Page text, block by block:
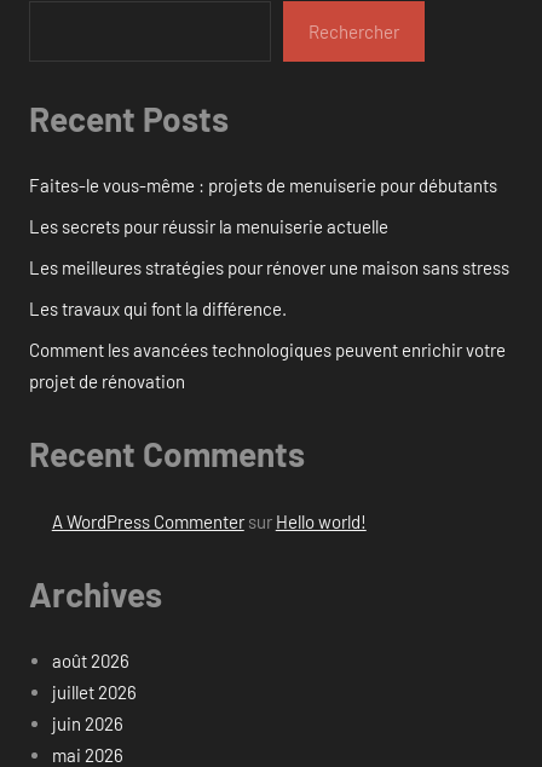
Rechercher
Recent Posts
Faites-le vous-même : projets de menuiserie pour débutants
Les secrets pour réussir la menuiserie actuelle
Les meilleures stratégies pour rénover une maison sans stress
Les travaux qui font la différence.
Comment les avancées technologiques peuvent enrichir votre
projet de rénovation
Recent Comments
A WordPress Commentersur Hello world!
Archives
août 2026
juillet 2026
juin 2026
mai 2026